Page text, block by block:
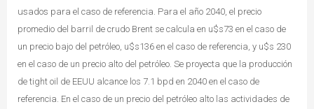
usados para el caso de referencia. Para el año 2040, el precio
promedio del barril de crudo Brent se calcula en u$s73 en el caso de
un precio bajo del petróleo, u$s136 en el caso de referencia, y u$s 230
en el caso de un precio alto del petróleo. Se proyecta que la producción
de tight oil de EEUU alcance los 7.1 bpd en 2040 en el caso de
referencia. En el caso de un precio del petróleo alto las actividades de